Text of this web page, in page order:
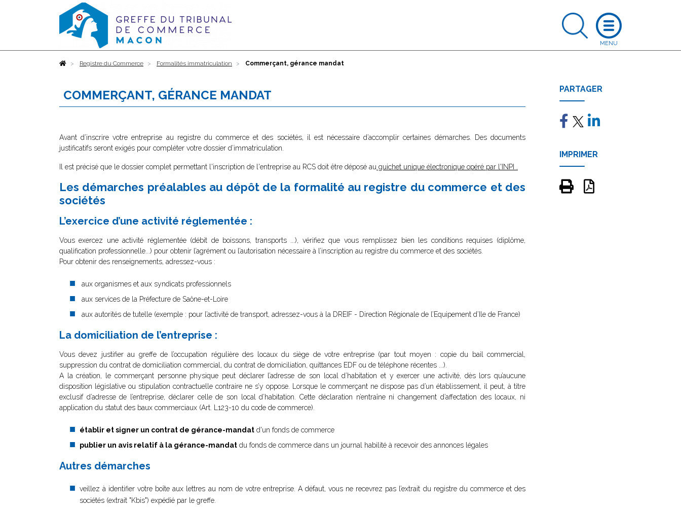
AccueilRegistre du Commerce Formalités immatriculation Commerçant, gérance mandat
COMMERÇANT, GÉRANCE MANDAT
Avant d’inscrire votre entreprise au registre du commerce et des sociétés, il est nécessaire d’accomplir certaines démarches. Des documents
justificatifs seront exigés pour compléter votre dossier d’immatriculation.
Il est précisé que le dossier complet permettant l'inscription de l'entreprise au RCS doit être déposé au guichet unique électronique opéré par l'INPI
Les démarches préalables au dépôt de la formalité au registre du commerce et des
sociétés
L’exercice d’une activité réglementée :
Vous exercez une activité réglementée (débit de boissons, transports ...), vérifiez que vous remplissez bien les conditions requises (diplôme,
qualification professionnelle...) pour obtenir l’agrément ou l’autorisation nécessaire à l’inscription au registre du commerce et des sociétés.
Pour obtenir des renseignements, adressez-vous :
aux organismes et aux syndicats professionnels
aux services de la Préfecture de Saône-et-Loire
aux autorités de tutelle (exemple : pour l’activité de transport, adressez-vous à la DREIF - Direction Régionale de l’Equipement d’Ile de France)
La domiciliation de l’entreprise :
Vous devez justifier au greffe de l’occupation régulière des locaux du siège de votre entreprise (par tout moyen : copie du bail commercial,
suppression du contrat de domiciliation commercial, du contrat de domiciliation, quittances EDF ou de téléphone récentes ...).
A la création, le commerçant personne physique peut déclarer l’adresse de son local d’habitation et y exercer une activité, dès lors qu’aucune
disposition législative ou stipulation contractuelle contraire ne s’y oppose. Lorsque le commerçant ne dispose pas d’un établissement, il peut, à titre
exclusif d’adresse de l’entreprise, déclarer celle de son local d’habitation. Cette déclaration n’entraîne ni changement d’affectation des locaux, ni
application du statut des baux commerciaux (Art. L123-10 du code de commerce).
établir et signer un contrat de gérance-mandat d'un fonds de commerce
publier un avis relatif à la gérance-mandat du fonds de commerce dans un journal habilité à recevoir des annonces légales
Autres démarches
veillez à identifier votre boîte aux lettres au nom de votre entreprise. A défaut, vous ne recevrez pas l’extrait du registre du commerce et des
sociétés (extrait "Kbis") expédié par le greffe.
PARTAGER
IMPRIMER